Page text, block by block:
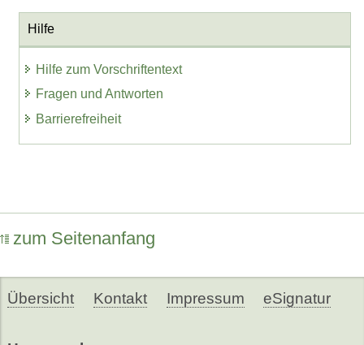
Hilfe
Hilfe zum Vorschriftentext
Fragen und Antworten
Barrierefreiheit
zum Seitenanfang
Übersicht Kontakt Impressum eSignatur